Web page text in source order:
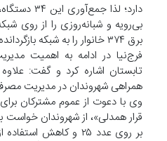
دارد؛ لذا
بی‌رویه و شبانه‌روزی را از روی
برق ۳۷۴ خانوار را به شبکه بازگردانده است.
فرج‌نیا در ادامه به اهمیت
تابستان اشاره کرد و گفت: علاوه
همراهی شهروندان در مدیریت
قرار همدلی»، از شهروندان
بر روی عدد ۲۵ و کاهش